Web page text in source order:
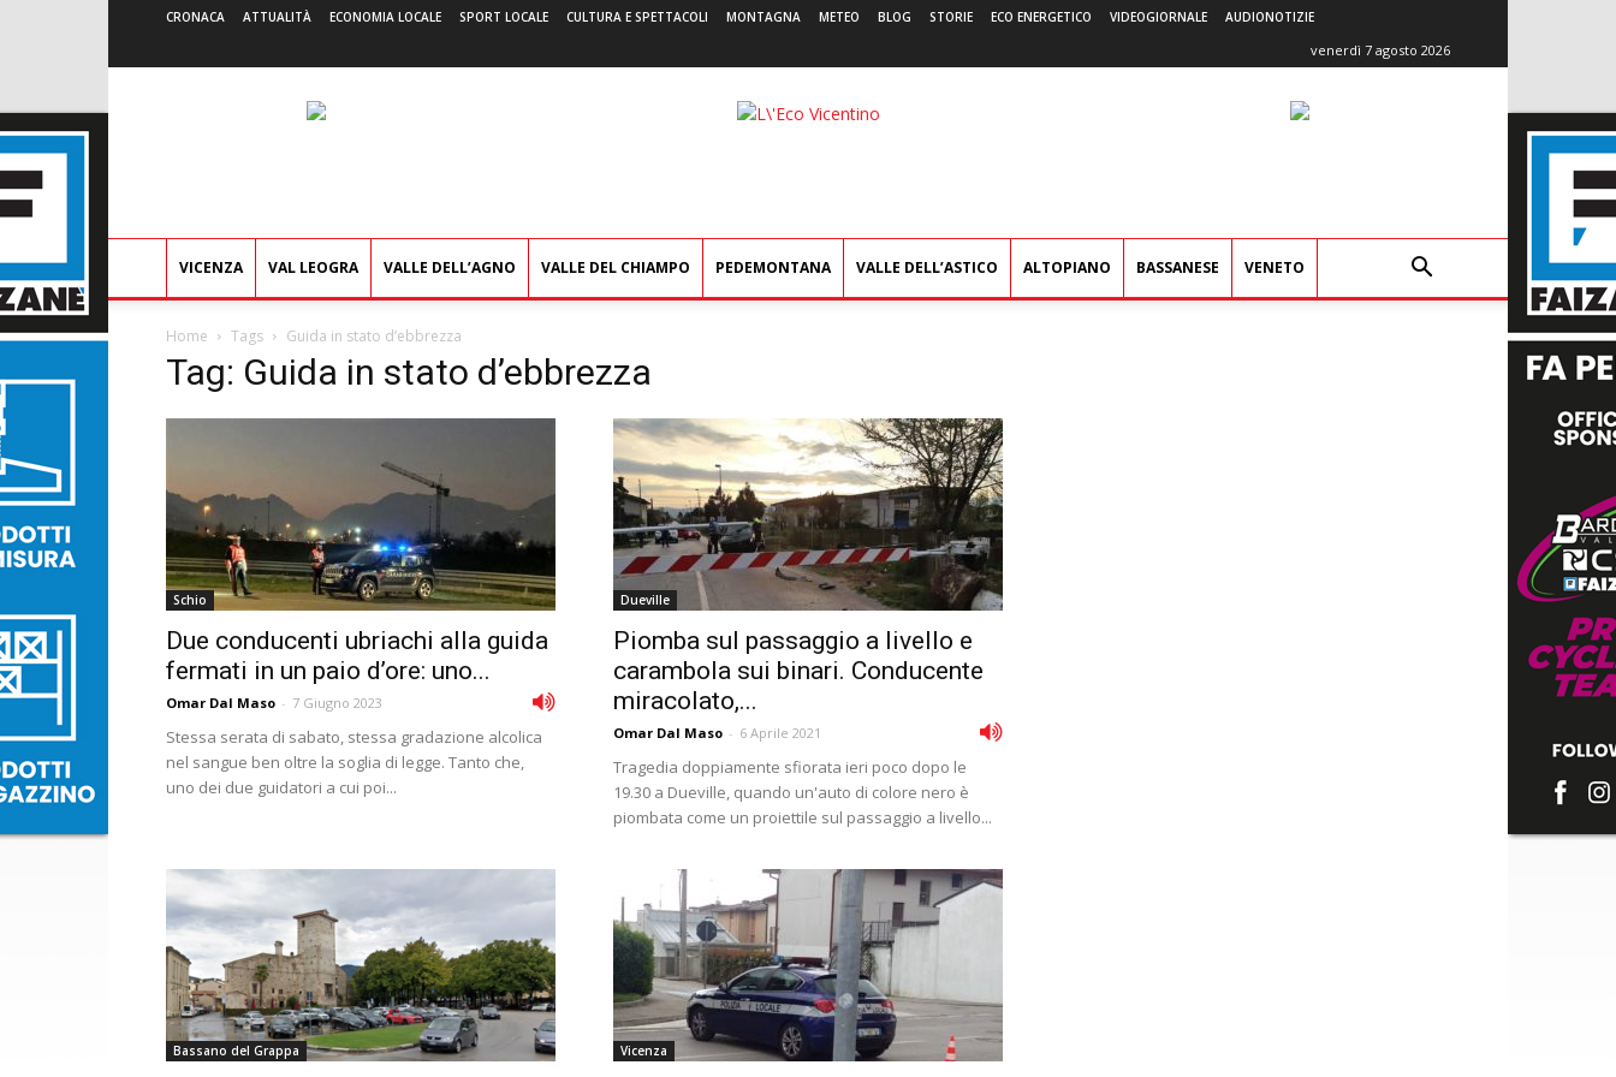
CRONACA ATTUALITÀ ECONOMIA LOCALE SPORT LOCALE CULTURA E SPETTACOLI MONTAGNA METEO BLOG STORIE ECO ENERGETICO VIDEOGIORNALE AUDIONOTIZIE
venerdì 7 agosto 2026
L'Eco
VICENZA VAL LEOGRA VALLE DELL’AGNO VALLE DEL CHIAMPO PEDEMONTANA VALLE DELL’ASTICO ALTOPIANO BASSANESE VENETO
Home Tags Guida in stato d’ebbrezza
Tag: Guida in stato d’ebbrezza
Schio
Due conducenti ubriachi alla guida
fermati in un paio d’ore: uno...
Omar Dal Maso - 7 Giugno 2023
Stessa serata di sabato, stessa gradazione alcolica
nel sangue ben oltre la soglia di legge. Tanto che,
uno dei due guidatori a cui poi...
Dueville
Piomba sul passaggio a livello e
carambola sui binari. Conducente
miracolato,...
Omar Dal Maso - 6 Aprile 2021
Tragedia doppiamente sfiorata ieri poco dopo le
19.30 a Dueville, quando un'auto di colore nero è
piombata come un proiettile sul passaggio a livello...
Bassano del Grappa Vicenza